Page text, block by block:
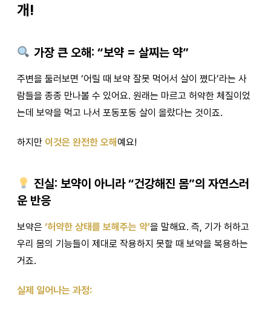
개!
가장 큰 오해: “보약 = 살찌는 약”
주변을 둘러보면 ‘어릴 때 보약 잘못 먹어서 살이 쪘다’라는 사
람들을 종종 만나볼 수 있어요. 원래는 마르고 허약한 체질이었
는데 보약을 먹고 나서 포동포동 살이 올랐다는 것이죠.
하지만 이것은 완전한 오해 예요!
진실: 보약이 아니라 “건강해진 몸”의 자연스러
운 반응
보약은 ‘허약한 상태를 보해주는 약’을 말해요. 즉, 기가 허하고
우리 몸의 기능들이 제대로 작용하지 못할 때 보약을 복용하는
거죠.
실제 일어나는 과정: